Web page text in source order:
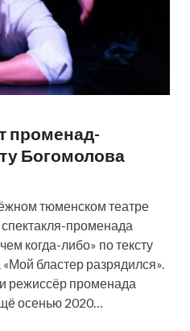
променад-
Богомолова
тюменском театре
променада
когда-либо» по тексту
бластер разрядился».
режиссёр променада
осенью 2020…